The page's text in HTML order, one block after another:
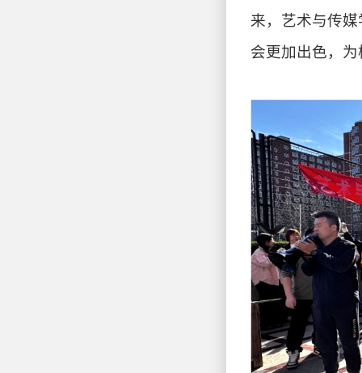
来，艺术与传
会更加出色，